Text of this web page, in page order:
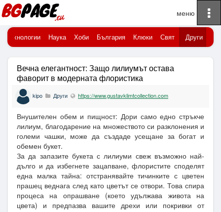
Начало
Технологии Наука Хоби България Клюки Свят Други
Вечна елегантност: Защо лилиумът остава
фаворит в модерната флористика
kipo Други https://www.gustavklimtcollection.com
Внушителен обем и пищност: Дори само едно стръкче
лилиум, благодарение на множеството си разклонения и
големи чашки, може да създаде усещане за богат и
обемен букет.
За да запазите букета с лилиуми свеж възможно най-
дълго и да избегнете зацапване, флористите споделят
една малка тайна: отстранявайте тичинките с цветен
прашец веднага след като цветът се отвори. Това спира
процеса на опрашване (което удължава живота на
цвета) и предпазва вашите дрехи или покривки от